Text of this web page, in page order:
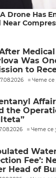
Drone Has
Was
to
Чете се
the
Чете се
Fee’:
Head of